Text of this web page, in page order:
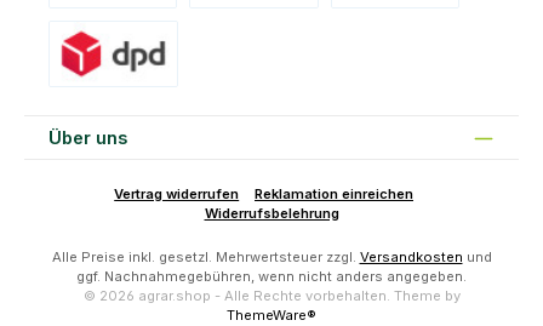
Über uns
Vertrag widerrufen
Reklamation einreichen
Widerrufsbelehrung
Alle Preise inkl. gesetzl. Mehrwertsteuer zzgl. Versandkosten und
ggf. Nachnahmegebühren, wenn nicht anders angegeben.
© 2026 agrar.shop - Alle Rechte vorbehalten. Theme by
ThemeWare®